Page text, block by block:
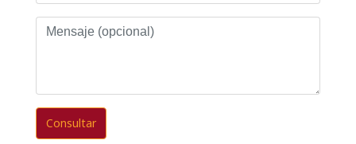
Mensaje
Consultar